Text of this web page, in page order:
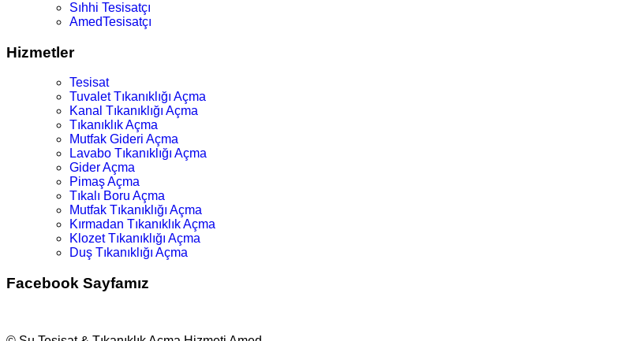
Sıhhi Tesisatçı
AmedTesisatçı
Hizmetler
Tesisat
Tuvalet Tıkanıklığı Açma
Kanal Tıkanıklığı Açma
Tıkanıklık Açma
Mutfak Gideri Açma
Lavabo Tıkanıklığı Açma
Gider Açma
Pimaş Açma
Tıkalı Boru Açma
Mutfak Tıkanıklığı Açma
Kırmadan Tıkanıklık Açma
Klozet Tıkanıklığı Açma
Duş Tıkanıklığı Açma
Facebook Sayfamız